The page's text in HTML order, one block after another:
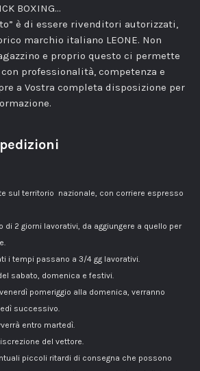
BOXING…
è di essere rivenditori autorizzati,
marchio italiano LEONE. Non
e proprio questo ci permette
professionalità, competenza e
a Vostra completa disposizione per
sul territorio nazionale, con corriere espresso
di 2 giorni lavorativi, da aggiungere a quello per
i tempi passano a 3/4 gg lavorativi.
sabato, domenica e festivi.
pomeriggio alla domenica, verranno
successivo.
entro martedì.
del vettore.
piccoli ritardi di consegna che possono